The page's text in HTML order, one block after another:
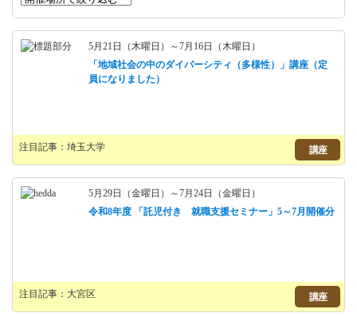
5月21日（木曜日）～7月16日（木曜日）
「地域社会の中のダイバーシティ（多様性）」講座（定
員になりました）
注目記事：埼玉大学 講座
5月29日（金曜日）～7月24日（金曜日）
令和8年度 「託児付き 就職支援セミナー」5～7月開催分
注目記事：大宮区 講座